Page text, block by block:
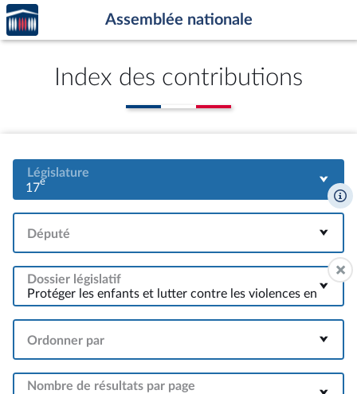
Aller au contenu
Aller en bas de la page
Accèder
à la
page
Assemblée nationale
Index des contributions
Législature
17e
Député
Dossier législatif
Ordonner par
Nombre de résultats par page